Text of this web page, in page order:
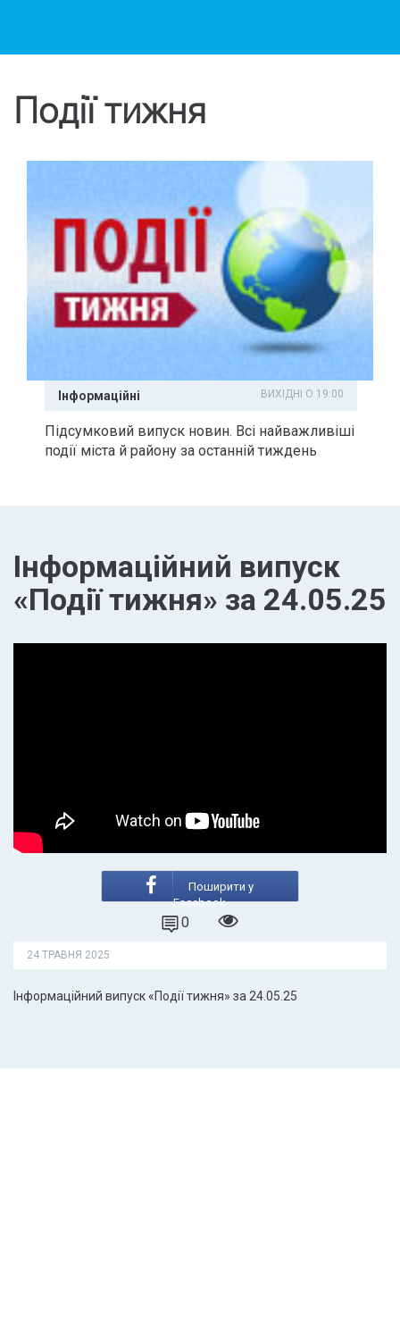
Події тижня
Інформаційні ВИХІДНІ О 19:00
Підсумковий випуск новин. Всі найважливіші
події міста й району за останній тиждень
Інформаційний випуск
«Події тижня» за 24.05.25
Поширити у
Facebook
0
24 ТРАВНЯ 2025
Інформаційний випуск «Події тижня» за 24.05.25